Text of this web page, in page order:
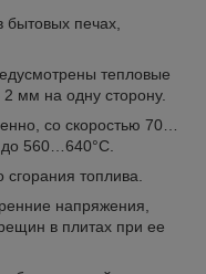
бытовых печах,
тепловые
мм на одну сторону.
со скоростью 70…
до 560…640°С.
топлива.
напряжения,
в плитах при ее